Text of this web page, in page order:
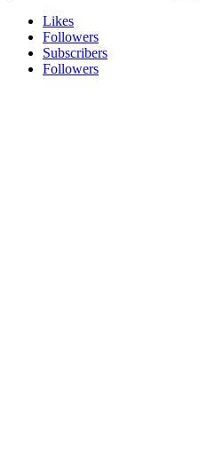
Likes
Followers
Subscribers
Followers